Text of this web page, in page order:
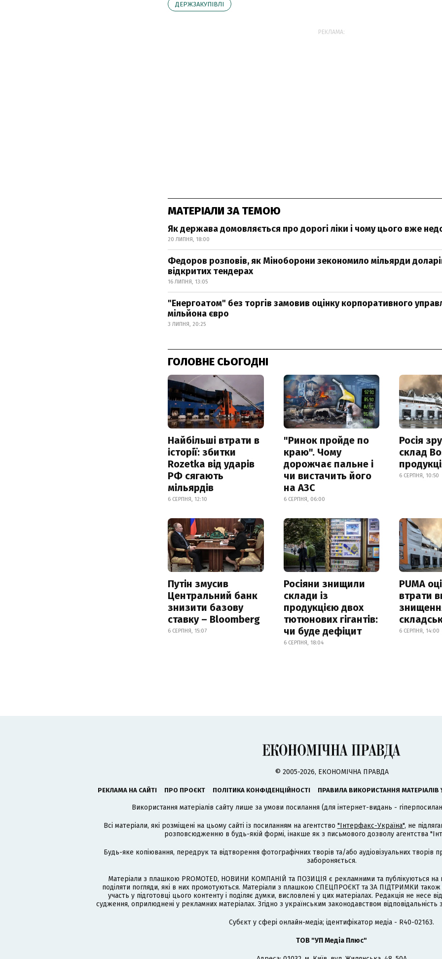
ДЕРЖЗАКУПІВЛІ
РЕКЛАМА:
МАТЕРІАЛИ ЗА ТЕМОЮ
Як держава домовляється про дорогі ліки і чому цього вже
20 ЛИПНЯ, 18:00
Федоров розповів, як Міноборони зекономило мільярди
відкритих тендерах
16 ЛИПНЯ, 13:05
"Енергоатом" без торгів замовив оцінку корпоративного
мільйона євро
3 ЛИПНЯ, 20:25
ГОЛОВНЕ СЬОГОДНІ
Найбільші втрати в
історії: збитки
Rozetka від ударів
РФ сягають
мільярдів
6 СЕРПНЯ, 12:10
"Ринок пройде по
краю". Чому
дорожчає пальне і
чи вистачить його
на АЗС
6 СЕРПНЯ, 06:00
Росія
склад
6 СЕРПНЯ, 10:50
Путін змусив
Центральний банк
знизити базову
ставку – Bloomberg
6 СЕРПНЯ, 15:07
Росіяни знищили
склади із
продукцією двох
тютюнових гігантів:
чи буде дефіцит
6 СЕРПНЯ, 18:04
PUMA
втрати
6 СЕРПНЯ, 14:00
© 2005-2026, ЕКОНОМІЧНА ПРАВДА
РЕКЛАМА НА САЙТІ ПРО ПРОЄКТ ПОЛІТИКА КОНФІДЕНЦІЙНОСТІ ПРАВИЛА ВИКОРИСТАННЯ МАТЕРІАЛІВ
Використання матеріалів сайту лише за умови посилання (для інтернет-видань -
Всі матеріали, які розміщені на цьому сайті із посиланням на агентство "Інтерфакс-Україна", не
розповсюдженню в будь-якій формі, інакше як з письмового дозволу агентства
Будь-яке копіювання, передрук та відтворення фотографічних творів та/або аудіовізуальних
забороняється.
Матеріали з плашкою PROMOTED, НОВИНИ КОМПАНІЙ та ПОЗИЦІЯ є рекламними та публікуються на
поділяти погляди, які в них промотуються. Матеріали з плашкою СПЕЦПРОЄКТ та ЗА ПІДТРИМКИ
участь у підготовці цього контенту і поділяє думки, висловлені у цих матеріалах. Редакція не несе
судження, оприлюднені у рекламних матеріалах. Згідно з українським законодавством
Cубєкт у сфері онлайн-медіа; ідентифікатор медіа - R40-02163.
ТОВ "УП Медіа Плюс"